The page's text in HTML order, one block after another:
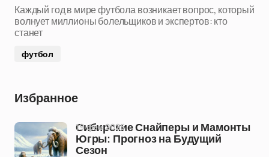
Каждый год в мире футбола возникает вопрос, который
волнует миллионы болельщиков и экспертов: кто
станет
футбол
Избранное
Сибирские Снайперы и Мамонты
Югры: Прогноз на Будущий
Сезон
19 фев 2025